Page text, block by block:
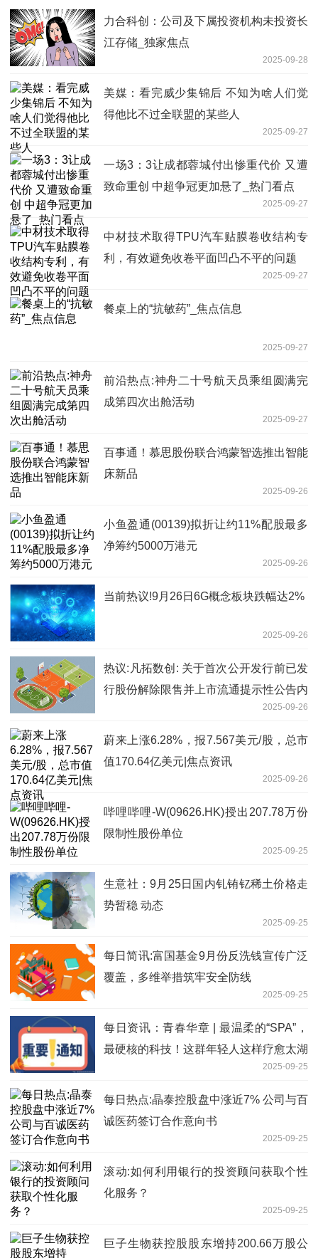
力合科创：公司及下属投资机构未投资长
江存储_独家焦点
2025-09-28
美媒：看完威少集锦后 不知为啥人们觉
得他比不过全联盟的某些人
2025-09-27
一场3：3让成都蓉城付出惨重代价 又遭
致命重创 中超争冠更加悬了_热门看点
2025-09-27
中材技术取得TPU汽车贴膜卷收结构专
利，有效避免收卷平面凹凸不平的问题
2025-09-27
餐桌上的“抗敏药”_焦点信息
2025-09-27
前沿热点:神舟二十号航天员乘组圆满完
成第四次出舱活动
2025-09-27
百事通！慕思股份联合鸿蒙智选推出智能
床新品
2025-09-26
小鱼盈通(00139)拟折让约11%配股最多
净筹约5000万港元
2025-09-26
当前热议!9月26日6G概念板块跌幅达2%
2025-09-26
热议:凡拓数创: 关于首次公开发行前已发
行股份解除限售并上市流通提示性公告内
2025-09-26
蔚来上涨6.28%，报7.567美元/股，总市
值170.64亿美元|焦点资讯
2025-09-26
哔哩哔哩-W(09626.HK)授出207.78万份
限制性股份单位
2025-09-25
生意社：9月25日国内钆铕钇稀土价格走
势暂稳 动态
2025-09-25
每日简讯:富国基金9月份反洗钱宣传广泛
覆盖，多维举措筑牢安全防线
2025-09-25
每日资讯：青春华章 | 最温柔的“SPA”，
最硬核的科技！这群年轻人这样疗愈太湖
2025-09-25
每日热点:晶泰控股盘中涨近7% 公司与百
诚医药签订合作意向书
2025-09-25
滚动:如何利用银行的投资顾问获取个性
化服务？
2025-09-25
巨子生物获控股股东增持200.66万股公